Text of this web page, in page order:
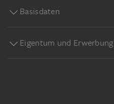
Basisdaten
Eigentum und Erwerbung